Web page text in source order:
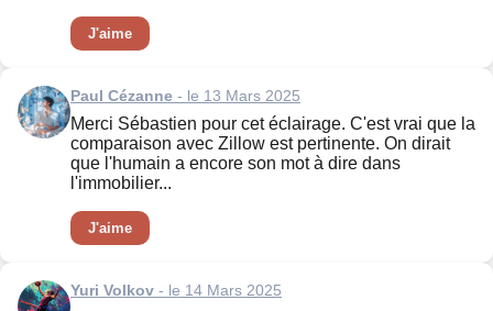
J'aime
Paul Cézanne - le 13 Mars 2025
Merci Sébastien pour cet éclairage. C'est vrai que la
comparaison avec Zillow est pertinente. On dirait
que l'humain a encore son mot à dire dans
l'immobilier...
J'aime
Yuri Volkov - le 14 Mars 2025